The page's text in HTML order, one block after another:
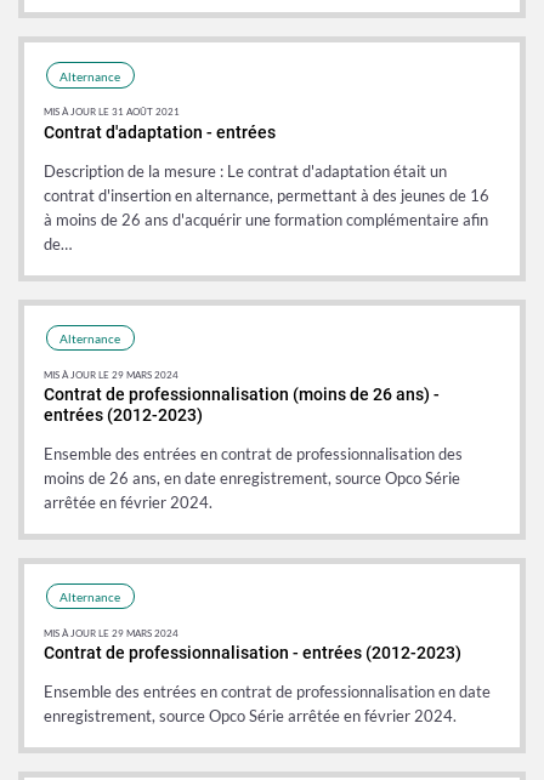
Donnée
Donnée
Contrat d'adaptation - entrées
Description de la mesure : Le contrat d'adaptation était un
contrat d'insertion en alternance, permettant à des jeunes de 16
à moins de 26 ans d'acquérir une formation complémentaire afin
de…
Donnée
Donnée
Alternance
MIS À JOUR LE 31 AOÛT 2021
Contrat de professionnalisation (moins de 26 ans) -
entrées (2012-2023)
Ensemble des entrées en contrat de professionnalisation des
moins de 26 ans, en date enregistrement, source Opco Série
arrêtée en février 2024.
Donnée
Donnée
Alternance
MIS À JOUR LE 29 MARS 2024
Contrat de professionnalisation - entrées (2012-2023)
Ensemble des entrées en contrat de professionnalisation en date
enregistrement, source Opco Série arrêtée en février 2024.
Donnée
Donnée
Alternance
MIS À JOUR LE 29 MARS 2024